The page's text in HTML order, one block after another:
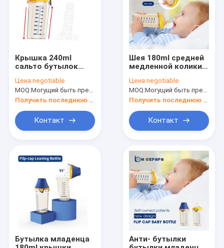
Крышка 240ml
сальто бутылок
средней медленной
подачи кормя
грудью для
новорожденных
Цена:negotiable
MOQ:Могущий быть предметом переговоров
Контакт
Шея 180ml средней
медленной колики
бутылки младенца
крышки сальто
молока подачи
анти- широкая
Цена:negotiable
MOQ:Могущий быть предметом переговоров
Контакт
Бутылка младенца
Анти- бутылки